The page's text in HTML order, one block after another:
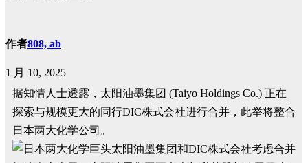
作者808, ab
1 月 10, 2025
据知情人士透露，太阳油墨集团 (Taiyo Holdings Co.) 正在
探索与规模更大的同行DIC株式会社进行合并，此举将整合
日本两大化学公司。